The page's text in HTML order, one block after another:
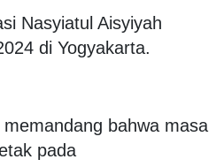
Nasyiatul Aisyiyah
di Yogyakarta.
bahwa masa
pada